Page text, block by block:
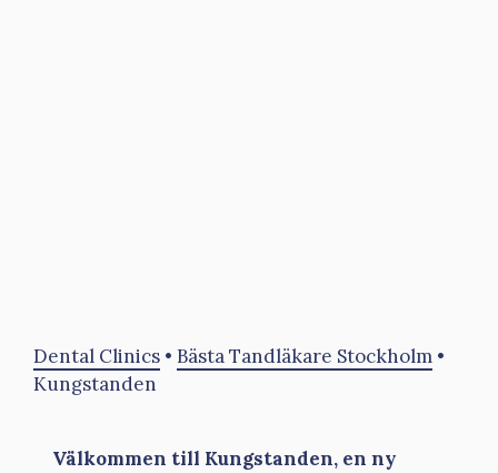
Dental Clinics • Bästa Tandläkare Stockholm •
Kungstanden
Välkommen till Kungstanden, en ny